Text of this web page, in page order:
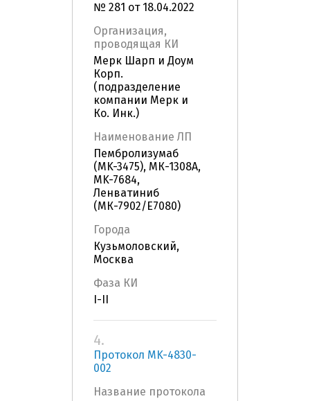
№ 281 от 18.04.2022
Организация,
проводящая КИ
Мерк Шарп и Доум
Корп.
(подразделение
компании Мерк и
Ко. Инк.)
Наименование ЛП
Пембролизумаб
(MK-3475), МК-1308А,
MK-7684,
Ленватиниб
(МК-7902/E7080)
Города
Кузьмоловский,
Москва
Фаза КИ
I-II
4.
Протокол MK-4830-
002
Название протокола